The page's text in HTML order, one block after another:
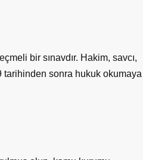
bir sınavdır. Hakim, savcı,
sonra hukuk okumaya